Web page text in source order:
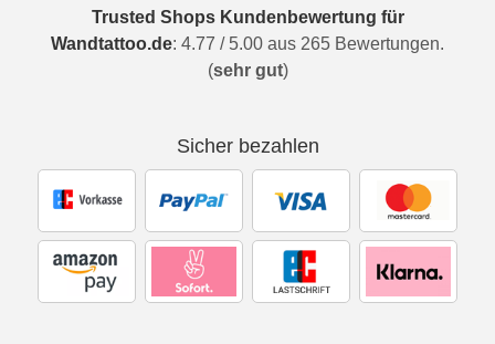
Trusted Shops Kundenbewertung für
Wandtattoo.de: 4.77 / 5.00 aus 265 Bewertungen.
(sehr gut)
Sicher bezahlen